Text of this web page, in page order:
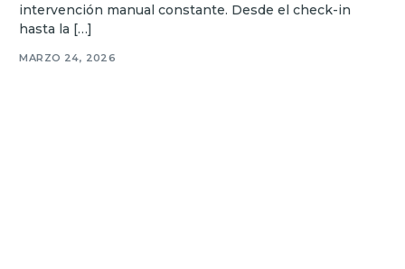
intervención manual constante. Desde el check-in
hasta la […]
MARZO 24, 2026